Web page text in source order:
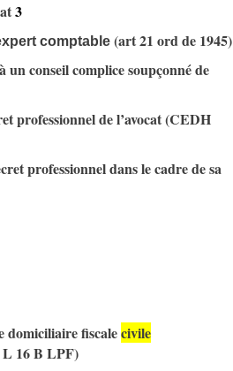
3
comptable (art 21 ord de 1945)
un conseil complice soupçonné de
professionnel de l’avocat (CEDH
professionnel dans le cadre de sa
domiciliaire fiscalecivile
16 B LPF)